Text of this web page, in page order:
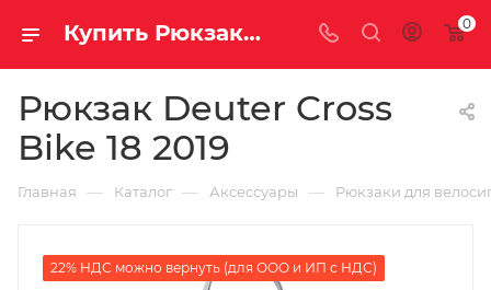
Купить Рюкзак Deuter Cross Bike 18 2019 за рублей, а со скидкой 0
Рюкзак Deuter Cross
Bike 18 2019
Главная — Каталог — Аксессуары — Рюкзаки для
22% НДС можно вернуть (для ООО и ИП с НДС)